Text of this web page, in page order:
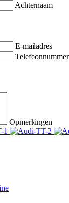
Achternaam
E-mailadres
Telefoonnummer
Opmerkingen